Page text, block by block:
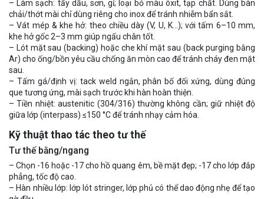
– Làm sạch: tẩy dầu, sơn, gỉ; loại bỏ màu ôxit, tạp chất. Dùng bàn
chải/thớt mài chỉ dùng riêng cho inox để tránh nhiễm bẩn sắt.
– Vát mép & khe hở: theo chiều dày (V, U, K…); với tấm 6–10 mm,
khe hở gốc 2–3 mm giúp ngấu chân tốt.
– Lót mặt sau (backing) hoặc che khí mặt sau (back purging bằng
Ar) cho ống/bồn yêu cầu chống ăn mòn cao để tránh cháy đen mặt
sau.
– Tấm gá/định vị: tack weld ngắn, phân bố đối xứng, dùng đúng
que tương ứng, mài sạch trước khi hàn hoàn thiện.
– Tiền nhiệt: austenitic (304/316) thường không cần; giữ nhiệt độ
giữa lớp (interpass) ≤150 °C để tránh nhạy cảm hóa.
Kỹ thuật thao tác theo tư thế
Tư thế bằng/ngang
– Chọn -16 hoặc -17 cho hồ quang êm, bề mặt đẹp; -17 cho lớp đắp
phẳng, tốc độ cao.
– Hàn nhiều lớp: lớp lót stringer, lớp phủ có thể dao động nhẹ để tạo